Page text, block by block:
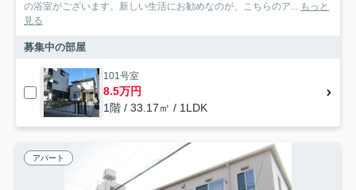
の浴室がございます。新しい生活にお勧めなのが、こちらのア... もっと
見る
募集中の部屋
101号室
8.5万円
1階 / 33.17㎡ / 1LDK
アパート